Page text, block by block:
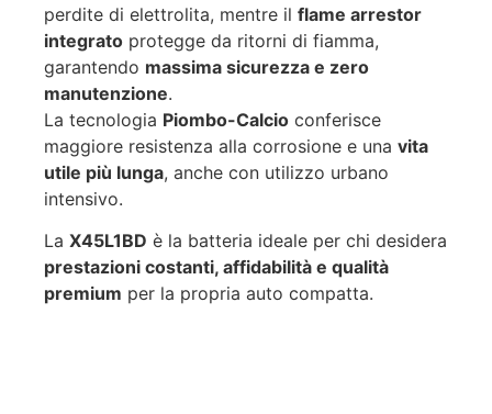
perdite di elettrolita, mentre il flame arrestor
integrato protegge da ritorni di fiamma,
garantendo massima sicurezza e zero
manutenzione.
La tecnologia Piombo-Calcio conferisce
maggiore resistenza alla corrosione e una vita
utile più lunga, anche con utilizzo urbano
intensivo.
La X45L1BD è la batteria ideale per chi desidera
prestazioni costanti, affidabilità e qualità
premium per la propria auto compatta.